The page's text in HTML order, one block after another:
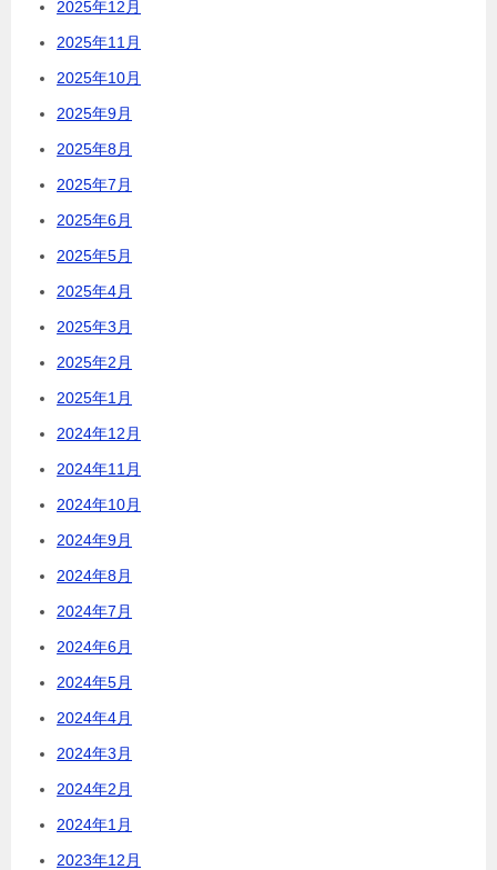
2025年12月
2025年11月
2025年10月
2025年9月
2025年8月
2025年7月
2025年6月
2025年5月
2025年4月
2025年3月
2025年2月
2025年1月
2024年12月
2024年11月
2024年10月
2024年9月
2024年8月
2024年7月
2024年6月
2024年5月
2024年4月
2024年3月
2024年2月
2024年1月
2023年12月